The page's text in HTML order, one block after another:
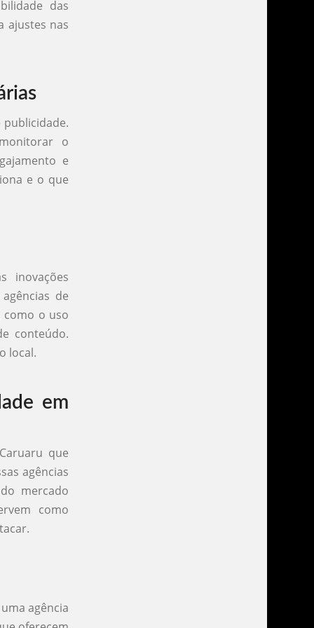
das
ajustes nas
o
e
e o que
inovações
de
como o uso
conteúdo.
local.
em
que
agências
mercado
como
agência